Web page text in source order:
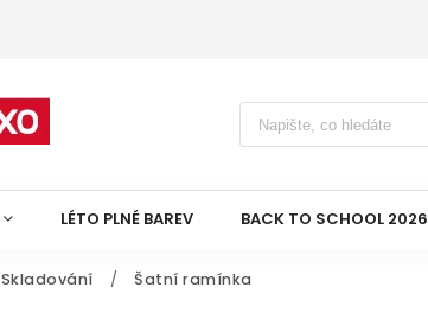
LÉTO PLNÉ BAREV BACK TO SCHOOL 2026
Skladování / Šatní ramínka